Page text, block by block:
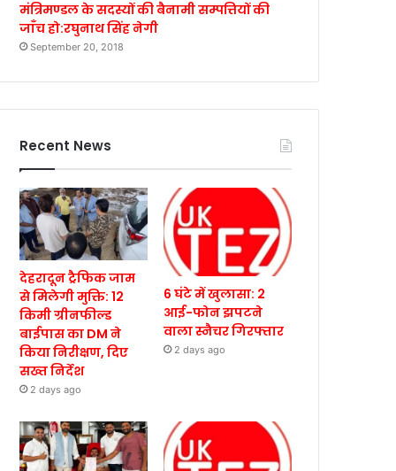
मंत्रिमण्डल के सदस्यों की बैनामी सम्पत्तियों की
जाँच हो:रघुनाथ सिंह नेगी
September 20, 2018
Recent News
देहरादून ट्रैफिक जाम
से मिलेगी मुक्ति: 12
किमी ग्रीनफील्ड
बाईपास का DM ने
किया निरीक्षण, दिए
सख्त निर्देश
2 days ago
6 घंटे में खुलासा: 2
आई-फोन झपटने
वाला स्नैचर गिरफ्तार
2 days ago